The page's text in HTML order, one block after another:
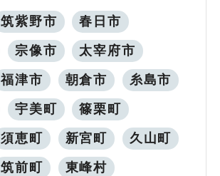
筑紫野市 春日市
宗像市 太宰府市
福津市 朝倉市 糸島市
宇美町 篠栗町
須恵町 新宮町 久山町
筑前町 東峰村